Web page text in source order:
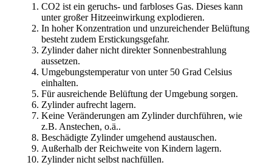
CO2 ist ein geruchs- und farbloses Gas. Dieses kann
unter großer Hitzeeinwirkung explodieren.
In hoher Konzentration und unzureichender Belüftung
besteht zudem Erstickungsgefahr.
Zylinder daher nicht direkter Sonnenbestrahlung
aussetzen.
Umgebungstemperatur von unter 50 Grad Celsius
einhalten.
Für ausreichende Belüftung der Umgebung sorgen.
Zylinder aufrecht lagern.
Keine Veränderungen am Zylinder durchführen, wie
z.B. Anstechen, o.ä..
Beschädigte Zylinder umgehend austauschen.
Außerhalb der Reichweite von Kindern lagern.
Zylinder nicht selbst nachfüllen.